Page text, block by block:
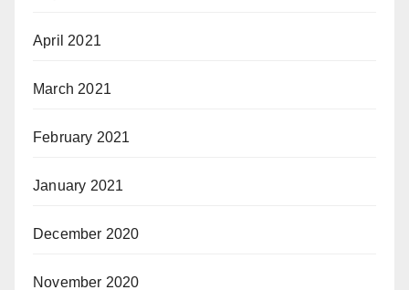
April 2021
March 2021
February 2021
January 2021
December 2020
November 2020